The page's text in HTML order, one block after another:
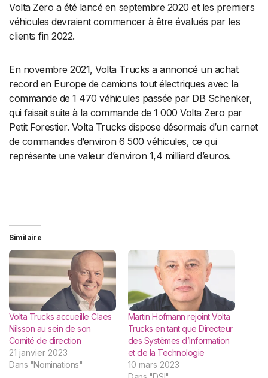
Volta Zero a été lancé en septembre 2020 et les premiers
véhicules devraient commencer à être évalués par les
clients fin 2022.
En novembre 2021, Volta Trucks a annoncé un achat
record en Europe de camions tout électriques avec la
commande de 1 470 véhicules passée par DB Schenker,
qui faisait suite à la commande de 1 000 Volta Zero par
Petit Forestier. Volta Trucks dispose désormais d’un carnet
de commandes d’environ 6 500 véhicules, ce qui
représente une valeur d’environ 1,4 milliard d’euros.
Similaire
Volta Trucks accueille Claes
Nilsson au sein de son
Comité de direction
21 janvier 2023
Dans "Nominations"
Martin Hofmann rejoint Volta
Trucks en tant que Directeur
des Systèmes d’Information
et de la Technologie
10 mars 2023